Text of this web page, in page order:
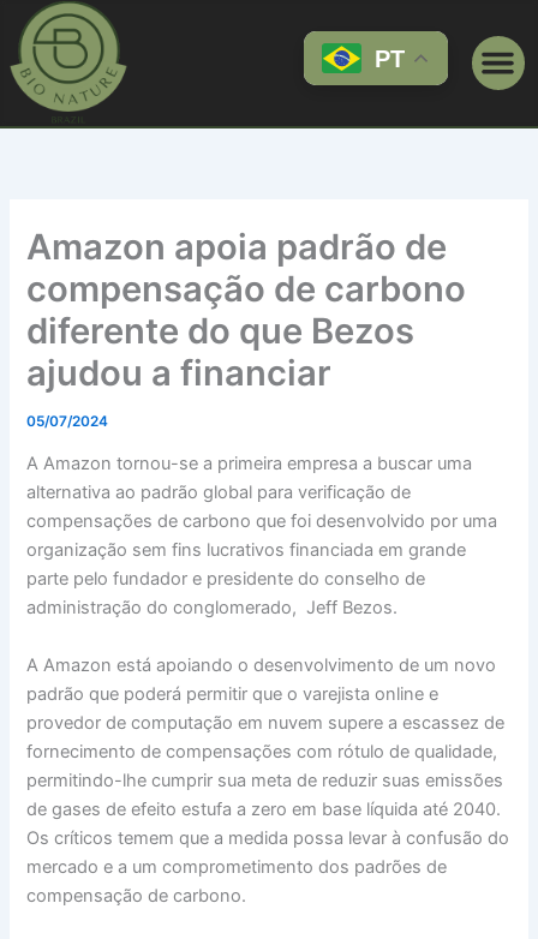
para
conteúdo
PT
Amazon apoia padrão de
compensação de carbono
diferente do que Bezos
ajudou a financiar
05/07/2024
A Amazon tornou-se a primeira empresa a buscar uma
alternativa ao padrão global para verificação de
compensações de carbono que foi desenvolvido por uma
organização sem fins lucrativos financiada em grande
parte pelo fundador e presidente do conselho de
administração do conglomerado, Jeff Bezos.
A Amazon está apoiando o desenvolvimento de um novo
padrão que poderá permitir que o varejista online e
provedor de computação em nuvem supere a escassez de
fornecimento de compensações com rótulo de qualidade,
permitindo-lhe cumprir sua meta de reduzir suas emissões
de gases de efeito estufa a zero em base líquida até 2040.
Os críticos temem que a medida possa levar à confusão do
mercado e a um comprometimento dos padrões de
compensação de carbono.